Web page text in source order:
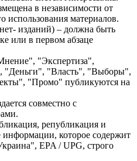
в независимости от
использования материалов.
изданий) – должна быть
или в первом абзаце
"Экспертиза",
"Деньги", "Власть", "Выборы",
"Промо" публикуются на
совместно с
републикация и
информации, которое содержит
EPA / UPG, строго